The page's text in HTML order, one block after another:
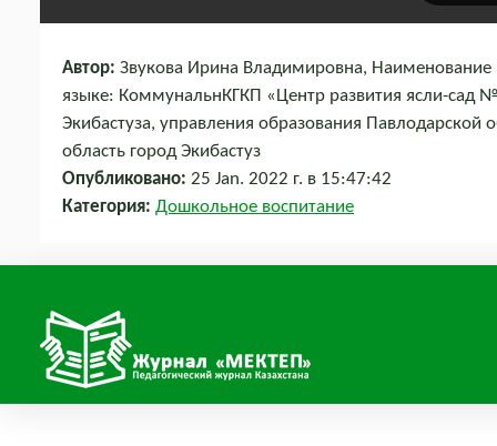
Автор: Звукова Ирина Владимировна, Наименование
языке: КоммунальнКГКП «Центр развития ясли-сад №
Экибастуза, управления образования Павлодарской
область город Экибастуз
Опубликовано: 25 Jan. 2022 г. в 15:47:42
Категория: Дошкольное воспитание